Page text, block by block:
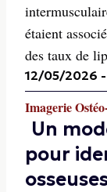
étaient
des taux de
12/05/2026 -
Imagerie
Un
pour